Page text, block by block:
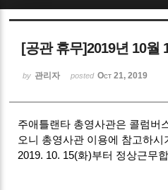
[공관 휴무]2019년 10월
by 관리자 posted Oct 21, 2019
주애틀랜타 총영사관은 콜럼버
오니 총영사관 이용에 참고하시
2019. 10. 15(화)부터 정상근무
Sketchbook5,
Sketchbook5, 스